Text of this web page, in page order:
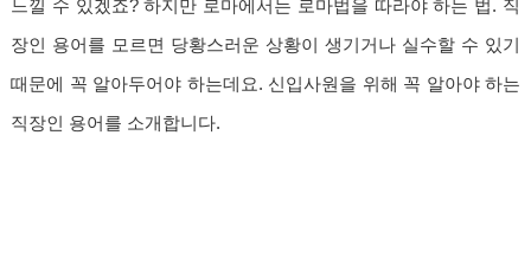
느낄 수 있겠죠? 하지만 로마에서는 로마법을 따라야 하는 법. 직
장인 용어를 모르면 당황스러운 상황이 생기거나 실수할 수 있기
때문에 꼭 알아두어야 하는데요. 신입사원을 위해 꼭 알아야 하는
직장인 용어를 소개합니다.